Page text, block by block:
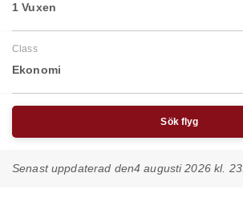
1 Vuxen
Class
Ekonomi
Sök flyg
Senast uppdaterad den4 augusti 2026 kl.